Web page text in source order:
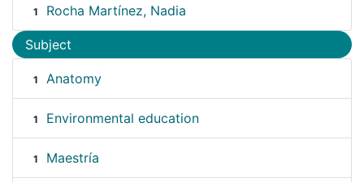
1 Rocha Martínez, Nadia
Subject
1 Anatomy
1 Environmental education
1 Maestría